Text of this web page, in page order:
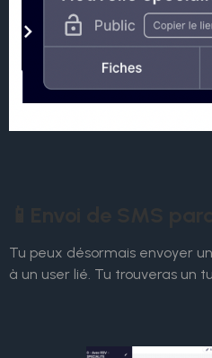
Tu peux désormais envoyer
à un user lié. Tu trouveras un